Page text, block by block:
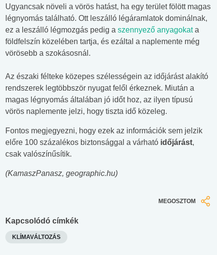
Ugyancsak növeli a vörös hatást, ha egy terület fölött magas
légnyomás található. Ott leszálló légáramlatok dominálnak,
ez a leszálló légmozgás pedig a szennyező anyagokata
földfelszín közelében tartja, és ezáltal a naplemente még
vörösebb a szokásosnál.
Az északi félteke közepes szélességein az időjárást alakító
rendszerek legtöbbször nyugat felől érkeznek. Miután a
magas légnyomás általában jó időt hoz, az ilyen típusú
vörös naplemente jelzi, hogy tiszta idő közeleg.
Fontos megjegyezni, hogy ezek az információk sem jelzik
előre 100 százalékos biztonsággal a várható időjárást,
csak valószínűsítik.
(KamaszPanasz, geographic.hu)
MEGOSZTOM
Kapcsolódó címkék
KLÍMAVÁLTOZÁS